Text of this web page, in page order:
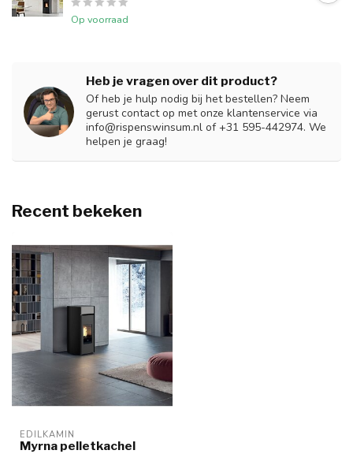
Op voorraad
Heb je vragen over dit product?
Of heb je hulp nodig bij het bestellen? Neem
gerust contact op met onze klantenservice via
info@rispenswinsum.nl of +31 595-442974. We
helpen je graag!
Recent bekeken
EDILKAMIN
Myrna pelletkachel